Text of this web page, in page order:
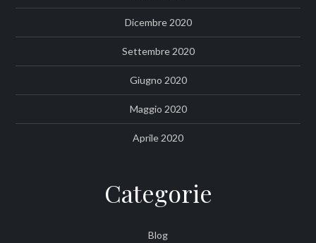
Dicembre 2020
Settembre 2020
Giugno 2020
Maggio 2020
Aprile 2020
Categorie
Blog